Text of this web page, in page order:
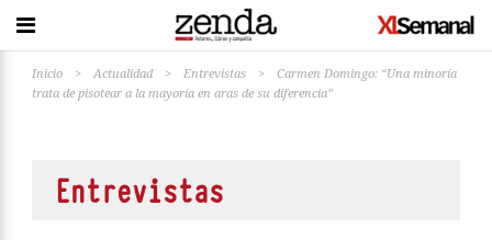
Inicio > Actualidad > Entrevistas >
Carmen Domingo: “Una minoría
trata de pisotear a la mayoría en aras de su diferencia”
Entrevistas